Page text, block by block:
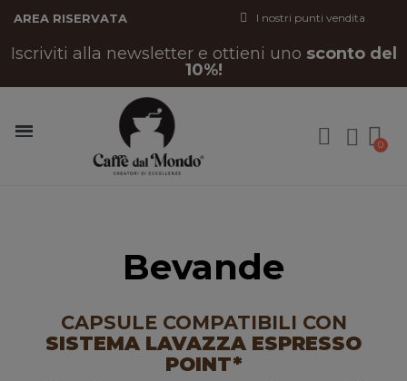
AREA RISERVATA I nostri punti vendita
Iscriviti alla newsletter e ottieni uno sconto del
10%!
Bevande
CAPSULE COMPATIBILI CON
SISTEMA LAVAZZA ESPRESSO
POINT*